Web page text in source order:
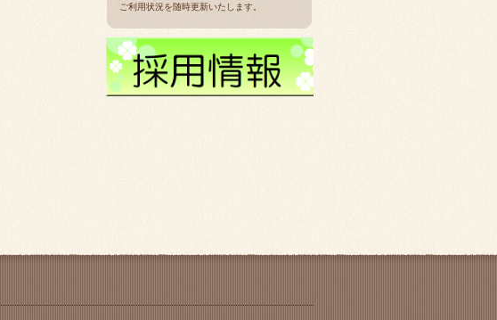
ご利用状況を随時更新いたします。